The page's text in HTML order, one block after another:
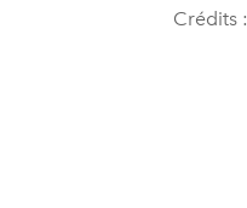
Crédits